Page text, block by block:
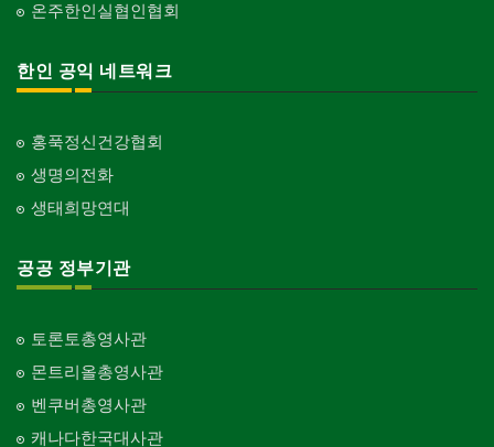
온주한인실협인협회
한인 공익 네트워크
홍푹정신건강협회
생명의전화
생태희망연대
공공 정부기관
토론토총영사관
몬트리올총영사관
벤쿠버총영사관
캐나다한국대사관